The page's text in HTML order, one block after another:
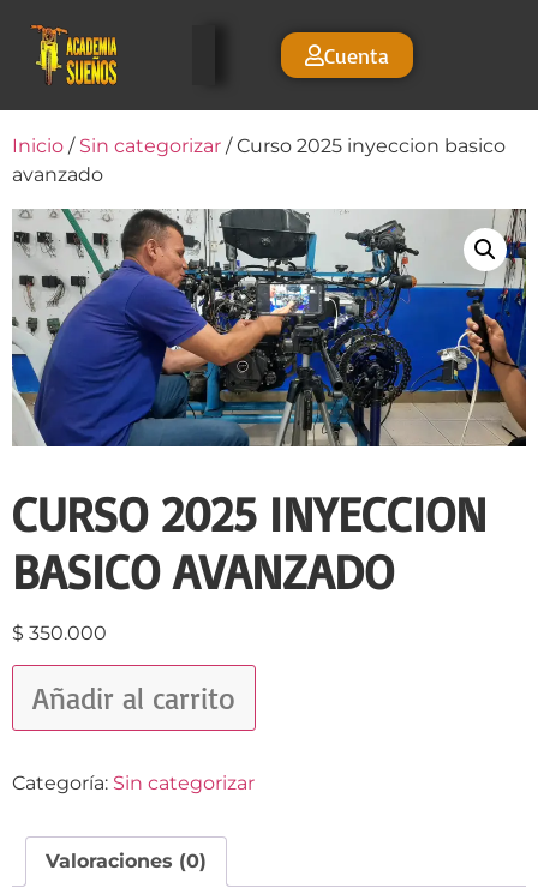
Cuenta
Inicio / Sin categorizar / Curso 2025 inyeccion basico
avanzado
CURSO 2025 INYECCION
BASICO AVANZADO
$ 350.000
Añadir al carrito
Categoría: Sin categorizar
Valoraciones (0)